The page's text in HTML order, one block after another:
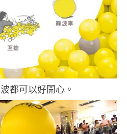
都可以好開心。